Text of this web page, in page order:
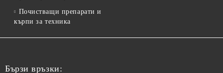
Почистващи препарати и
кърпи за техника
Бързи връзки: